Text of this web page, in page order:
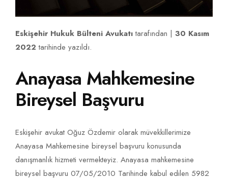
Eskişehir Hukuk Bülteni Avukatıtarafından | 30 Kasım
2022 tarihinde yazıldı.
Anayasa Mahkemesine
Bireysel Başvuru
Eskişehir avukat Oğuz Özdemir olarak müvekkillerimize
Anayasa Mahkemesine bireysel başvuru konusunda
danışmanlık hizmeti vermekteyiz. Anayasa mahkemesine
bireysel başvuru 07/05/2010 Tarihinde kabul edilen 5982